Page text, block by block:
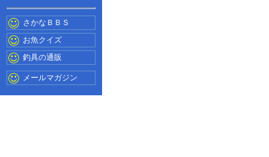
さかなＢＢＳ
お魚クイズ
釣具の通販
メールマガジン